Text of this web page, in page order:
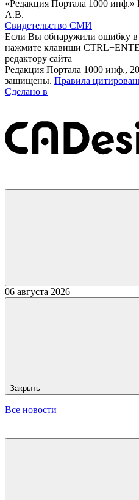
«Редакция Портала 1000
А.В.
Свидетельство СМИ
Если Вы обнаружили ошибку в
нажмите клавиши
редактору сайта
Редакция Портала 1000 инф.,
защищены. Правила
Сделано в
06 августа 2026
Закрыть
Все новости